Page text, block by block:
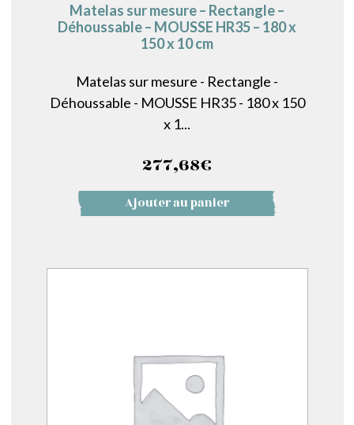
Matelas sur mesure – Rectangle –
Déhoussable – MOUSSE HR35 – 180 x
150 x 10 cm
Matelas sur mesure - Rectangle -
Déhoussable - MOUSSE HR35 - 180 x 150
x 1...
277,68€
Ajouter au panier